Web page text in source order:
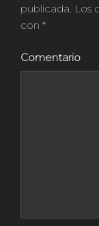
publicada. Los
con *
Comentario